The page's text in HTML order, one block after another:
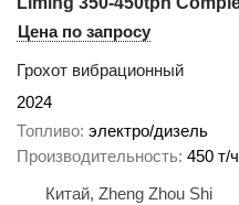
Цена по запросу
Грохот вибрационный
2024
Топливо электро/дизель
Производительность 450 т/ч
Китай, Zheng Zhou Shi